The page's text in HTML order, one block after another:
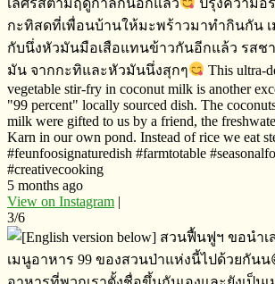
กะทิ​สดที่เพื่อนบ้านให้มะพร้าวมาทำกินกัน​
กับนึ่งหัวมันมือเสือแทนข้าวกันอีกแล้ว​ รสช
มัน​ จากกะทิและหัวมันนึ่งสุกๆ
This ultra-
vegetable stir-fry in coconut milk is another
"99 percent" locally sourced dish. The
milk were gifted to us by a friend, the
Karn in our own pond. Instead of rice we eat
#feunfoosignaturedish #farmtotable
#creativecooking
5 months ago
View on Instagram |
3/6